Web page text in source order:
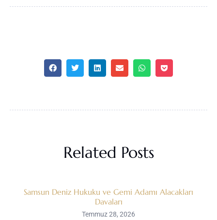
Related Posts
Samsun Deniz Hukuku ve Gemi Adamı Alacakları
Davaları
Temmuz 28, 2026